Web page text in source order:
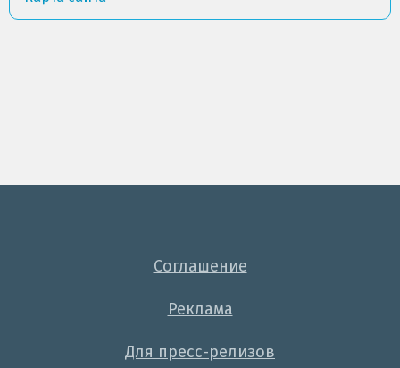
Соглашение
Реклама
Для пресс-релизов